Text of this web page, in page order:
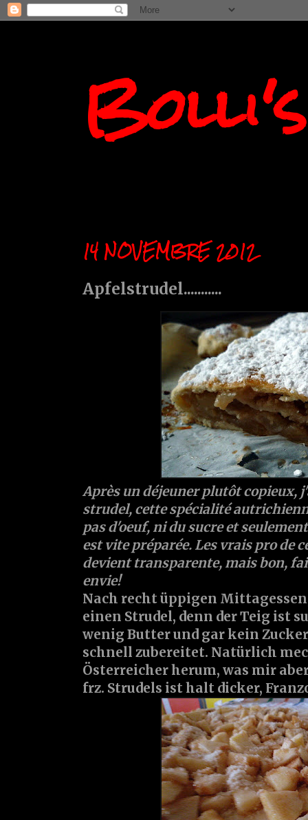
14 NOVEMBRE 2012
Apfelstrudel...........
Après un déjeuner plutôt copieux,
strudel, cette spécialité
pas d'oeuf, ni du sucre et
est vite préparée. Les vrais pro de
devient transparente, mais bon,
envie!
Nach recht üppigen
einen Strudel, denn der Teig ist
wenig Butter und gar kein
schnell zubereitet. Natürlich
Österreicher herum, was mir
frz. Strudels ist halt dicker,